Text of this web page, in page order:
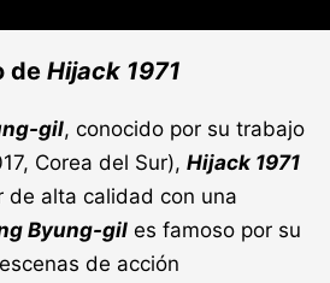
de Hijack 1971
gil, conocido por su trabajo
Corea del Sur), Hijack 1971
de alta calidad con una
Byung-gil es famoso por su
de acción